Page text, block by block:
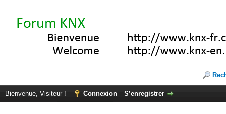
Bienvenue, Visiteur ! Connexion S’enregistrer